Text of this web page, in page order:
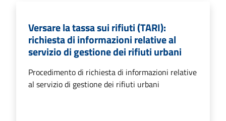
Versare la tassa sui rifiuti (TARI):
richiesta di informazioni relative al
servizio di gestione dei rifiuti urbani
Procedimento di richiesta di informazioni relative
al servizio di gestione dei rifiuti urbani